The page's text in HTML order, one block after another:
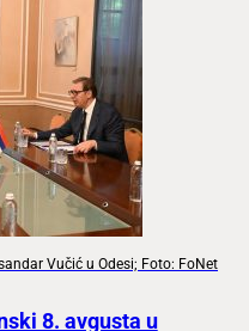
Vučić u Odesi; Foto: FoNet
8. avgusta u